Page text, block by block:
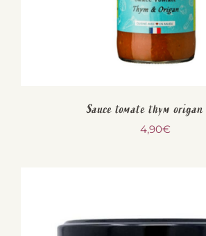
Sauce tomate thym
4,90€